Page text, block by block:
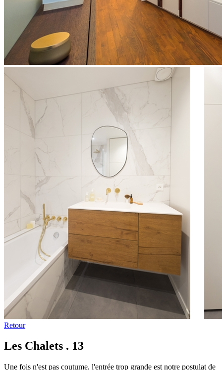
Retour
Les Chalets . 13
Une fois n'est pas coutume, l'entrée trop grande est notre postulat de